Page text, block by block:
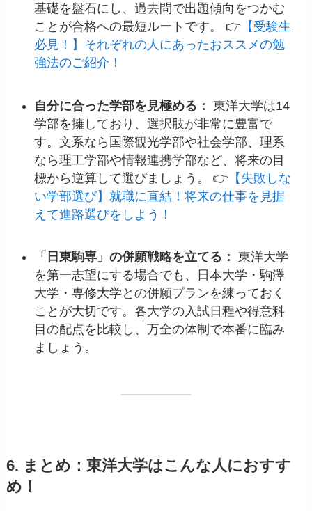
基礎を盤石にし、過去問で出題傾向をつかむ
ことが合格への最短ルートです。 👉 【受験生
必見！】それぞれの人にあったおススメの勉
強法のご紹介！
自分に合った学部を見極める： 東洋大学は14
学部を擁しており、選択肢が非常に豊富で
す。文系なら国際観光学部や社会学部、理系
なら理工学部や情報連携学部など、将来の目
標から逆算して選びましょう。 👉 【失敗しな
い学部選び】就職に直結！将来の仕事を見据
えて進路選びをしよう！
「日東駒専」の併願戦略を立てる： 東洋大学
を第一志望にする場合でも、日本大学・駒澤
大学・専修大学との併願プランを練っておく
ことが大切です。各大学の入試日程や得意科
目の配点を比較し、万全の体制で本番に臨み
ましょう。
6. まとめ：東洋大学はこんな人におすす
め！